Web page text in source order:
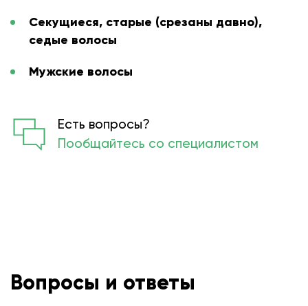
Секущиеся, старые (срезаны давно),
седые волосы
Мужские волосы
Есть вопросы?
Пообщайтесь со специалистом
Вопросы и ответы